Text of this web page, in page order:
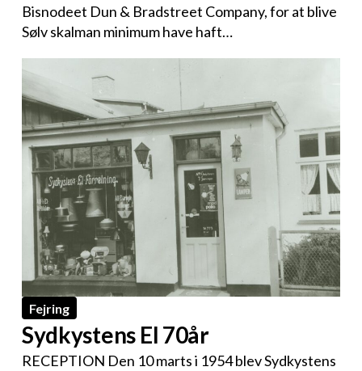
Bisnodeet Dun & Bradstreet Company, for at blive
Sølv skalman minimum have haft…
Fejring
Sydkystens El 70år
RECEPTION Den 10 marts i 1954 blev Sydkystens